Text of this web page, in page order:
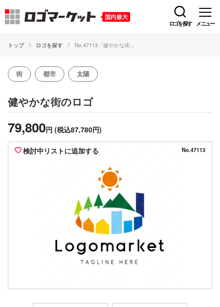
ロゴを探す メニュー
トップ ロゴを探す No.47113「健やかな街」
街 都市 太陽
健やかな街のロゴ
79,800円 (税込87,780円)
検討中リストに追加する No.47113